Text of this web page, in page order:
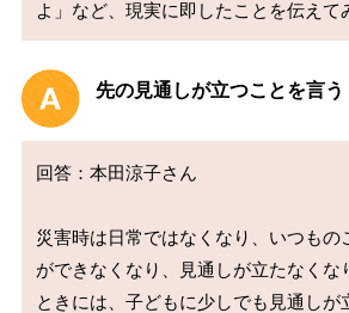
先の見通しが立つことを言う
回答：本田涼子さん
災害時は日常ではなくなり、いつもの
ができなくなり、見通しが立たなくな
ときには、子どもに少しでも見通しが